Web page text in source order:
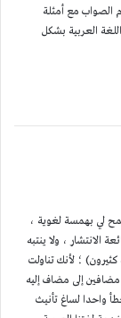
الصواب مع أمثلة
العربية بشكل
لي بهمسة لغوية ،
الانتشار ، ولا ينتبه
كثيرون) ؛ لأنك تناولت
إلى مضاف إليه
واحدا لساغ تأنيث